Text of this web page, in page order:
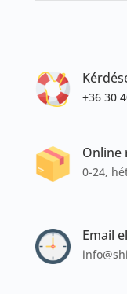
+36 30
Online
0-24,
Email